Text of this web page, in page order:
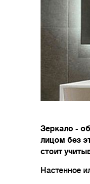
Зеркало -
лицом без
стоит
Настенное